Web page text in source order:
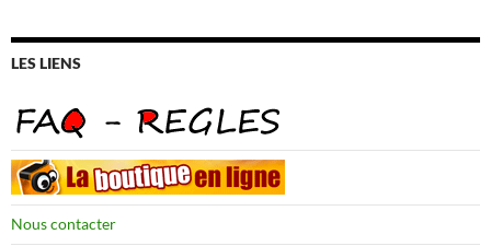
LES LIENS
Nous contacter